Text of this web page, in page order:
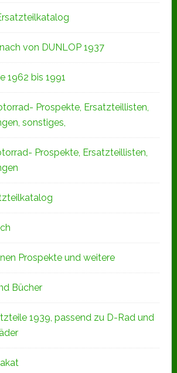
von DUNLOP 1937
1962 bis 1991
Prospekte, Ersatzteillisten,
sonstiges,
Prospekte, Ersatzteillisten,
Prospekte und weitere
Bücher
1939, passend zu D-Rad und